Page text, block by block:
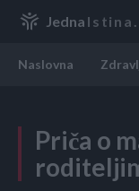
Jedna
Naslovna
Priča o